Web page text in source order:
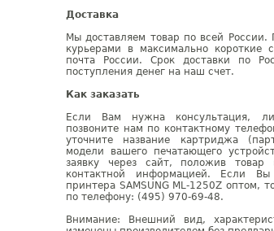
Доставка
Мы доставляем товар по всей России.
курьерами в максимально короткие
почта России. Срок доставки по
поступления денег на наш счет.
Как заказать
Если Вам нужна консультация,
позвоните нам по контактному
уточните название картриджа
модели вашего печатающего
заявку через сайт, положив
контактной информацией. Если
принтера SAMSUNG ML-1250Z оптом,
по телефону: (495) 970-69-48.
Внимание: Внешний вид,